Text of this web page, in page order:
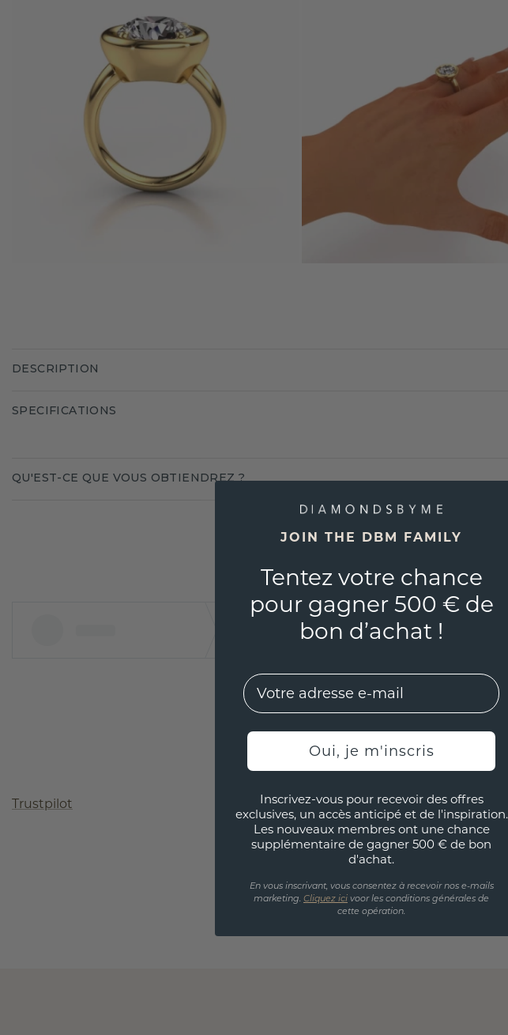
DESCRIPTION
SPECIFICATIONS
QU'EST-CE QUE VOUS OBTIENDREZ ?
Trustpilot
JOIN THE DBM FAMILY
Tentez votre chance
pour gagner 500 € de
bon d’achat !
EMail
Oui, je m'inscris
Inscrivez-vous pour recevoir des offres
exclusives, un accès anticipé et de l'inspiration.
Les nouveaux membres ont une chance
supplémentaire de gagner 500 € de bon
d'achat.
En vous inscrivant, vous consentez à recevoir nos e-mails
marketing. Cliquez ici voor les conditions générales de
cette opération.